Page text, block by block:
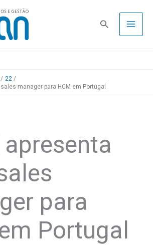
Pesquisa
22
manager para HCM em Portugal
apresenta
para
Portugal